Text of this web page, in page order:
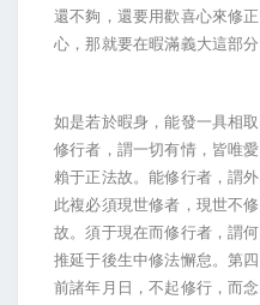
還不夠，還要用歡喜心來修
心，那就要在暇滿義大這部分
如是若於暇身，能發一具相
修行者，謂一切有情，皆唯
賴于正法故。能修行者，謂
此複必須現世修者，現世不
故。須于現在而修行者，謂
推延于後生中修法懈怠。第
前諸年月日，不起修行，而